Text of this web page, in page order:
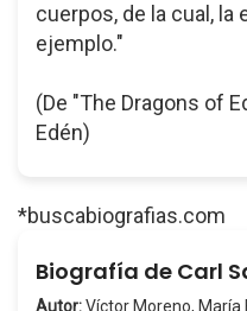
cuerpos, de la cual,
ejemplo."
(De "The Dragons of
Edén)
*buscabiografias.com
Biografía de Carl
Autor:Víctor Moreno, María